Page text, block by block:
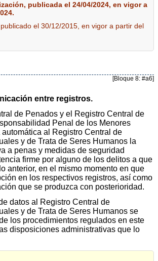
publicada el 24/04/2024, en vigor a
el 30/12/2015, en vigor a partir del
[Bloque 8: #a6]
entre registros.
de Penados y el Registro Central de
Penal de los Menores
automática al Registro Central de
y de Trata de Seres Humanos la
a penas y medidas de seguridad
firme por alguno de los delitos a que
anterior, en el mismo momento en que
en los respectivos registros, así como
que se produzca con posterioridad.
datos al Registro Central de
y de Trata de Seres Humanos se
los procedimientos regulados en este
disposiciones administrativas que lo